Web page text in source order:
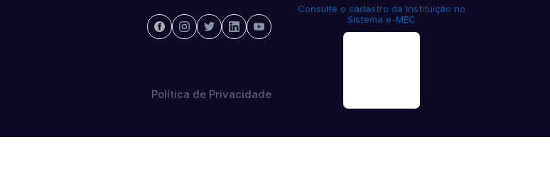
Política de Privacidade
Consulte o cadastro da Instituição no
Sistema e-MEC